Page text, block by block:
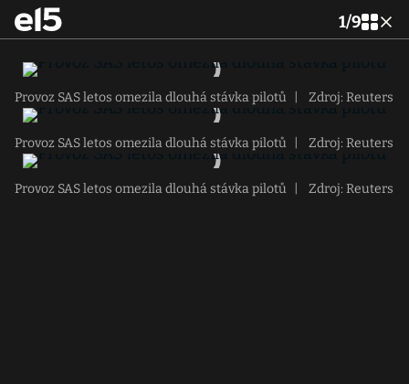
1/9
Provoz SAS letos omezila dlouhá stávka pilotů Zdroj: Reuters
Provoz SAS letos omezila dlouhá stávka pilotů Zdroj: Reuters
Provoz SAS letos omezila dlouhá stávka pilotů Zdroj: Reuters